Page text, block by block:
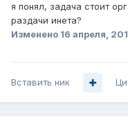
я понял, задача стоит
раздачи инета?
Изменено 16 апреля,
Вставить ник